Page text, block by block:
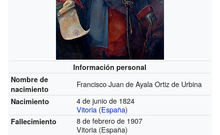
Información personal
Nombre de
nacimiento
Francisco Juan de Ayala Ortiz de Urbina
Nacimiento
4 de junio de 1824
Vitoria (España)
Fallecimiento
8 de febrero de 1907
Vitoria (España)